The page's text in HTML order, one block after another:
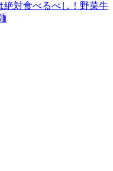
絶対食べるべし！野菜牛